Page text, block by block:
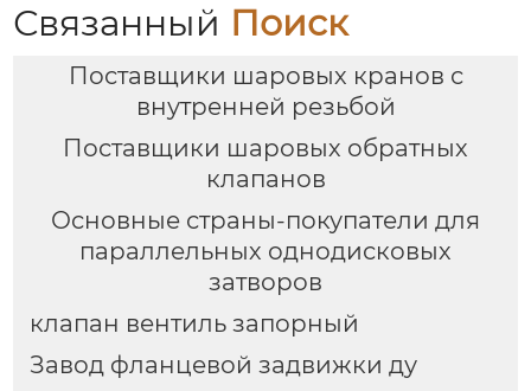
Связанный Поиск
Поставщики шаровых кранов с
внутренней резьбой
Поставщики шаровых обратных
клапанов
Основные страны-покупатели для
параллельных однодисковых
затворов
клапан вентиль запорный
Завод фланцевой задвижки ду